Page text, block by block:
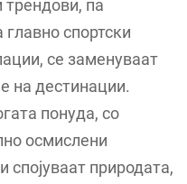
трендови, па
спортски
се заменуваат
на дестинации.
понуда, со
осмислени
спојуваат природата,